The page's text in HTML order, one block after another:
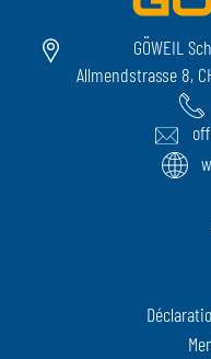
GÖWEIL
Allmendstrasse 8,